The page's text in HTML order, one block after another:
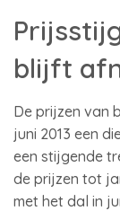
blijft
De prijzen van
juni 2013 een
een stijgende
de prijzen tot
met het dal in